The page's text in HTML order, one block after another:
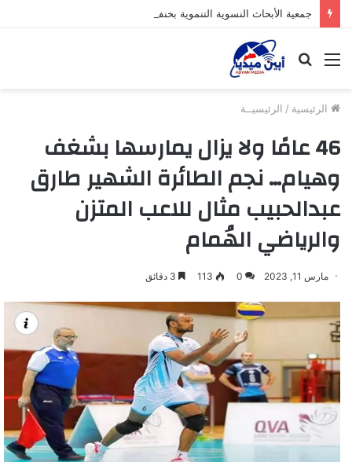
القائمة بحث
الرئيسية / الرئيسيــة
46 عامًا ولا يزال يمارسها بشغف
وهيام… نجم الطائرة الشهير طارق
عبدالحبيب مثال للاعب المتزن
والرياضي الهُمام
مارس 11, 2023 0
113